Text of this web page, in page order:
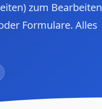
zum Bearbeiten
Formulare. Alles